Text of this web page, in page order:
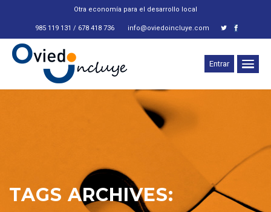
Otra economía para el desarrollo local
985 119 131 / 678 418 736 info@oviedoincluye.com
Entrar
TAGS ARCHIVES: